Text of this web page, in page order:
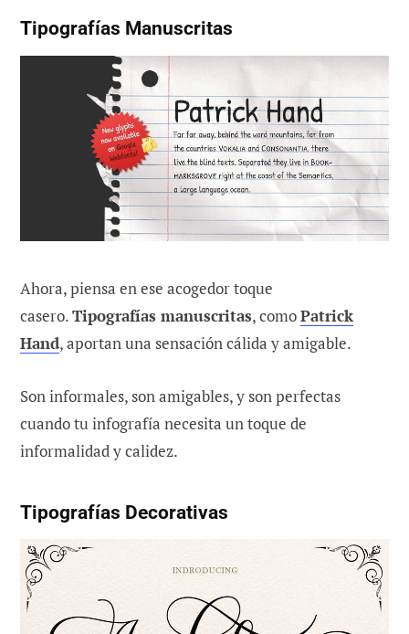
Tipografías Manuscritas
Ahora, piensa en ese acogedor toque
casero.Tipografías manuscritas, comoPatrick
Hand, aportan una sensación cálida y amigable.
Son informales, son amigables, y son perfectas
cuando tu infografía necesita un toque de
informalidad y calidez.
Tipografías Decorativas